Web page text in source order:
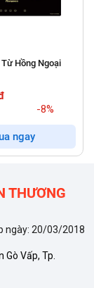
Vượt Trội
hợp các công
và kinh tế dài
giúp bếp hoạt
phối công
nhiệt thấp, lý
Ngoại
THƯƠNG
ngày: 20/03/2018
Gò Vấp, Tp.